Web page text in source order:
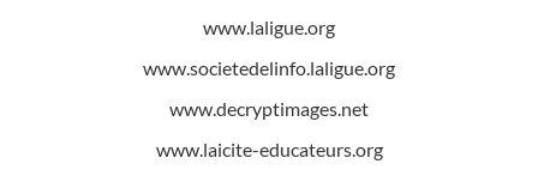
www.laligue.org
www.societedelinfo.laligue.org
www.decryptimages.net
www.laicite-educateurs.org